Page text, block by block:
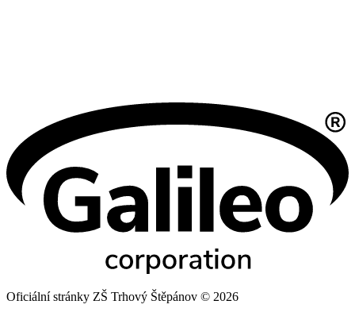
Oficiální stránky ZŠ Trhový Štěpánov © 2026